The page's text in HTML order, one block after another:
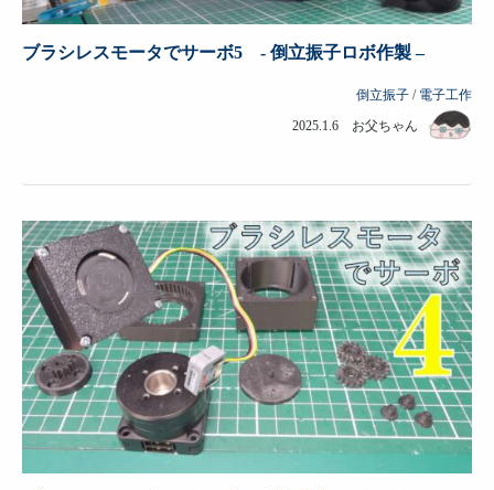
ブラシレスモータでサーボ5 - 倒立振子ロボ作製 –
倒立振子 / 電子工作
2025.1.6 お父ちゃん